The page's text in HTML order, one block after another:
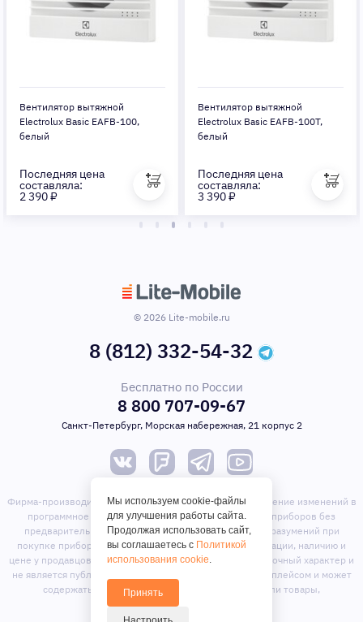
Вентилятор вытяжной
Electrolux Basic EAFB-100,
белый
Последняя цена
составляла:
2 390 ₽
Вентилятор вытяжной
Electrolux Basic EAFB-100T,
белый
Последняя цена
составляла:
3 390 ₽
© 2026 Lite-mobile.ru
8 (812) 332-54-32
Бесплатно по России
8 800 707-09-67
Санкт-Петербург, Морская набережная, 21 корпус 2
Фирма-производитель оставляет за собой право на внесение изменений в
программное обеспечение, дизайн и комплектацию приборов без
предварительного уведомления. Во избежание недоразумений при
покупке приборов уточняйте информацию о комплектации, наличию и
цене у продавцов. Вся информация на сайте носит справочный характер и
не является публичной офертой. Сайт является маркет-плейсом и может
содержать предложения сторонних продавцов или товары,
отсутствующие на складе магазина.
Мы используем cookie-файлы
для улучшения работы сайта.
Продолжая использовать сайт,
вы соглашаетесь с Политикой
использования cookie.
Принять